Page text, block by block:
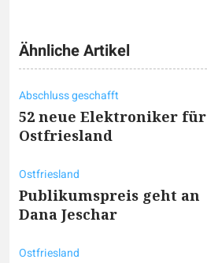
Ähnliche Artikel
Abschluss geschafft
52 neue Elektroniker für
Ostfriesland
Ostfriesland
Publikumspreis geht an
Dana Jeschar
Ostfriesland